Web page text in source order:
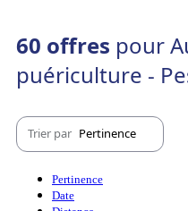
60 offres pour
puériculture -
Trier par Pertinence
Pertinence
Date